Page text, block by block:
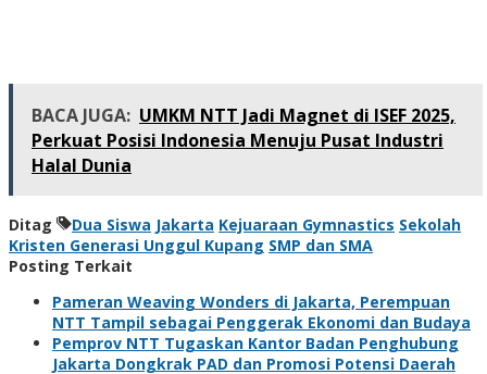
BACA JUGA: UMKM NTT Jadi Magnet di ISEF 2025,
Perkuat Posisi Indonesia Menuju Pusat Industri
Halal Dunia
Ditag Dua Siswa Jakarta Kejuaraan Gymnastics Sekolah
Kristen Generasi Unggul Kupang SMP dan SMA
Posting Terkait
Pameran Weaving Wonders di Jakarta, Perempuan
NTT Tampil sebagai Penggerak Ekonomi dan Budaya
Pemprov NTT Tugaskan Kantor Badan Penghubung
Jakarta Dongkrak PAD dan Promosi Potensi Daerah